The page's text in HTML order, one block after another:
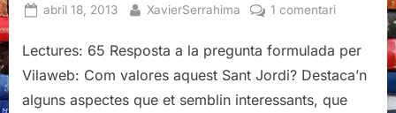
Posted
abril 18, 2013 By
XavierSerrahima 1 comentaria
per
sant
Lectures: 65 Resposta a la pregunta formulada per
Vilaweb: Com valores aquest Sant Jordi? Destaca’n
alguns aspectes que et semblin interessants, que